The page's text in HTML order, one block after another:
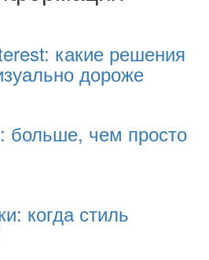
какие решения
дороже
больше, чем просто
когда стиль